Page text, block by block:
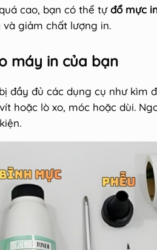
cao, bạn có thể tựđổ mực
giảm chất lượng in.
máy in của bạn
đầy đủ các dụng cụ như kìm
hoặc lò xo, móc hoặc dùi.